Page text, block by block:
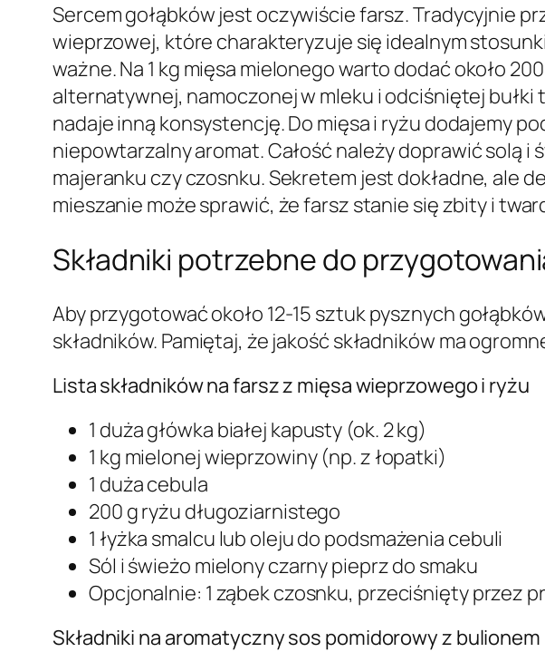
Sercem gołąbków jest oczywiście farsz. Tradycyjnie
wieprzowej, które charakteryzuje się idealnym
ważne. Na 1 kg mięsa mielonego warto dodać około
alternatywnej, namoczonej w mleku i odciśniętej bułki
nadaje inną konsystencję. Do mięsa i ryżu dodajemy
niepowtarzalny aromat. Całość należy doprawić solą
majeranku czy czosnku. Sekretem jest dokładne, ale
mieszanie może sprawić, że farsz stanie się zbity i
Składniki potrzebne do
Aby przygotować około 12-15 sztuk pysznych
składników. Pamiętaj, że jakość składników ma
Lista składników na farsz z mięsa wieprzowego i ryżu
1 duża główka białej kapusty (ok. 2 kg)
1 kg mielonej wieprzowiny (np. z łopatki)
1 duża cebula
200 g ryżu długoziarnistego
1 łyżka smalcu lub oleju do podsmażenia cebuli
Sól i świeżo mielony czarny pieprz do smaku
Opcjonalnie: 1 ząbek czosnku, przeciśnięty przez
Składniki na aromatyczny sos pomidorowy z bulionem